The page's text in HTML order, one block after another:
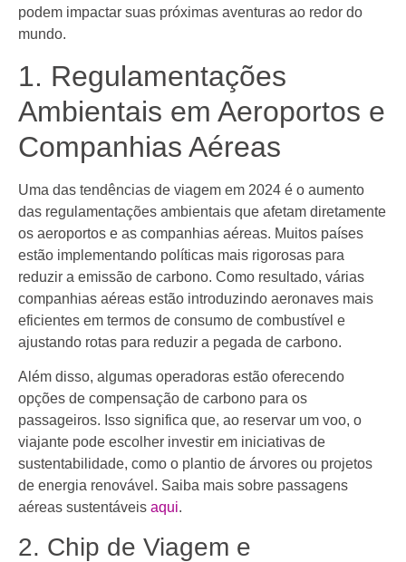
podem impactar suas próximas aventuras ao redor do
mundo.
1. Regulamentações
Ambientais em Aeroportos e
Companhias Aéreas
Uma das tendências de viagem em 2024 é o aumento
das regulamentações ambientais que afetam diretamente
os aeroportos e as companhias aéreas. Muitos países
estão implementando políticas mais rigorosas para
reduzir a emissão de carbono. Como resultado, várias
companhias aéreas estão introduzindo aeronaves mais
eficientes em termos de consumo de combustível e
ajustando rotas para reduzir a pegada de carbono.
Além disso, algumas operadoras estão oferecendo
opções de compensação de carbono para os
passageiros. Isso significa que, ao reservar um voo, o
viajante pode escolher investir em iniciativas de
sustentabilidade, como o plantio de árvores ou projetos
de energia renovável. Saiba mais sobre passagens
aéreas sustentáveis aqui.
2. Chip de Viagem e